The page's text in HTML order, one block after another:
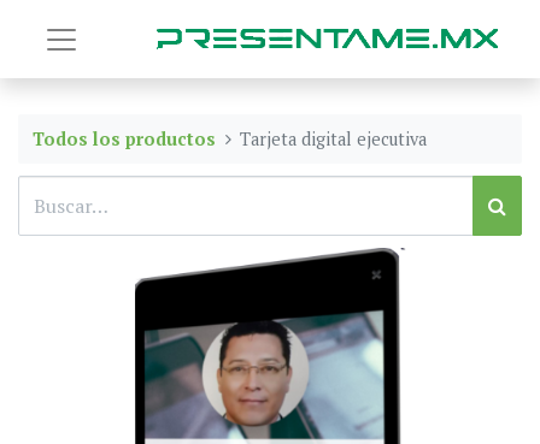
Todos los productos Tarjeta digital ejecutiva